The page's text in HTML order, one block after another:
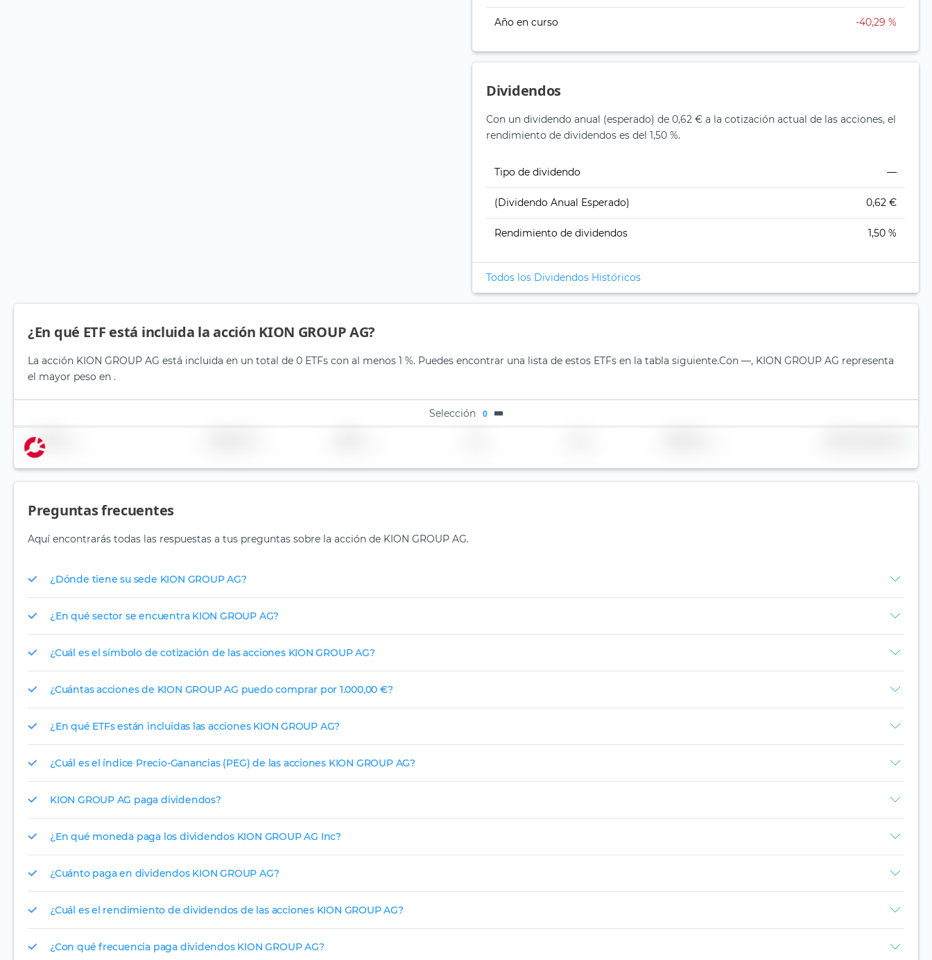
Año en curso -40,29 %
Dividendos
Con un dividendo anual (esperado) de 0,62 € a la cotización actual de las acciones, el
rendimiento de dividendos es del 1,50 %.
Tipo de dividendo —
(Dividendo Anual Esperado) 0,62 €
Rendimiento de dividendos 1,50 %
Todos los Dividendos Históricos
¿En qué ETF está incluida la acción KION GROUP AG?
La acción KION GROUP AG está incluida en un total de 0 ETFs con al menos 1 %. Puedes encontrar una lista de estos ETFs en la tabla siguiente.Con —, KION GROUP AG representa
el mayor peso en .
Selección 0
Nombre
Preguntas frecuentes
Aquí encontrarás todas las respuestas a tus preguntas sobre la acción de KION GROUP AG.
¿Dónde tiene su sede KION GROUP AG?
¿En qué sector se encuentra KION GROUP AG?
¿Cuál es el símbolo de cotización de las acciones KION GROUP AG?
¿Cuántas acciones de KION GROUP AG puedo comprar por 1.000,00 €?
¿En qué ETFs están incluidas las acciones KION GROUP AG?
¿Cuál es el índice Precio-Ganancias (PEG) de las acciones KION GROUP AG?
KION GROUP AG paga dividendos?
¿En qué moneda paga los dividendos KION GROUP AG Inc?
¿Cuánto paga en dividendos KION GROUP AG?
¿Cuál es el rendimiento de dividendos de las acciones KION GROUP AG?
¿Con qué frecuencia paga dividendos KION GROUP AG?